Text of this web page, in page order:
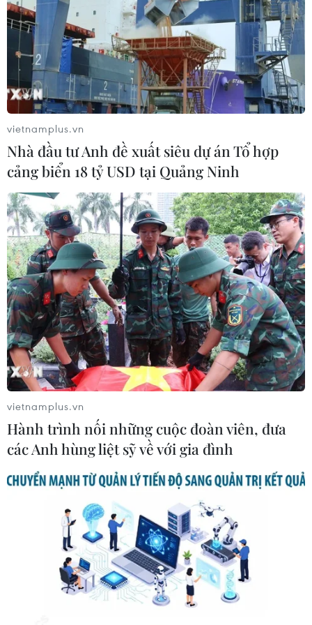
Gắn biển tuyến phố an toàn thực phẩm tại
cao điểm du lịch-ẩm thực Hà Nội
16/05/2026 15:05
Phường Hoàn Kiếm đã chọn 3 tuyến phố Đào Duy Từ, Tạ
Hiện và Mã Mây - khu vực tập trung đông cơ sở kinh
doanh dịch vụ ăn uống, khách du lịch - để giải quyết
điểm nghẽn về an toàn thực phẩm.
vietnamplus.vn
Nhà đầu tư Anh đề xuất siêu dự án Tổ hợp
cảng biển 18 tỷ USD tại Quảng Ninh
vietnamplus.vn
Hành trình nối những cuộc đoàn viên, đưa
các Anh hùng liệt sỹ về với gia đình